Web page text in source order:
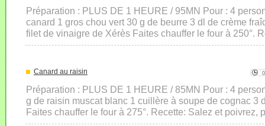
Préparation : PLUS DE 1 HEURE / 95MN Pour : 4
canard 1 gros chou vert 30 g de beurre 3 dl de crème
filet de vinaigre de Xérès Faites chauffer le four à 250°.
Canard au raisin
Préparation : PLUS DE 1 HEURE / 85MN Pour : 4
g de raisin muscat blanc 1 cuillère à soupe de cognac 3
Faites chauffer le four à 275°. Recette: Salez et poivrez,